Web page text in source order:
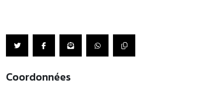
Coordonnées